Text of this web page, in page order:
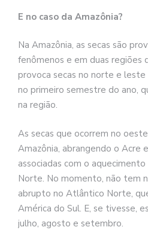
E no caso da Amazônia?
Na Amazônia, as secas são
fenômenos e em duas regiões
provoca secas no norte e
no primeiro semestre do ano,
na região.
As secas que ocorrem no
Amazônia, abrangendo o Acre
associadas com o
Norte. No momento, não tem
abrupto no Atlântico Norte,
América do Sul. E, se tivesse,
julho, agosto e setembro.